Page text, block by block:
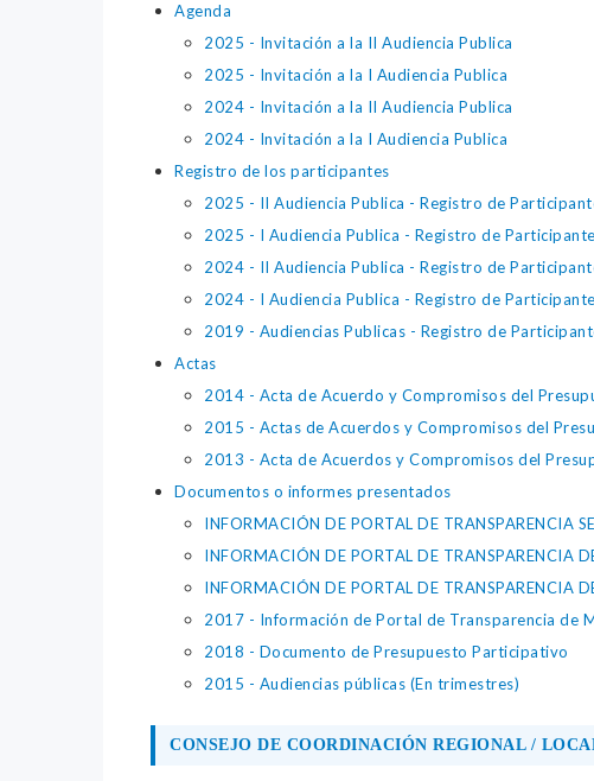
Agenda
2025 - Invitación a la II Audiencia Publica
2025 - Invitación a la I Audiencia Publica
2024 - Invitación a la II Audiencia Publica
2024 - Invitación a la I Audiencia Publica
Registro de los participantes
2025 - II Audiencia Publica - Registro de
2025 - I Audiencia Publica - Registro de
2024 - II Audiencia Publica - Registro de
2024 - I Audiencia Publica - Registro de
2019 - Audiencias Publicas - Registro de
Actas
2014 - Acta de Acuerdo y Compromisos del
2015 - Actas de Acuerdos y Compromisos del
2013 - Acta de Acuerdos y Compromisos del
Documentos o informes presentados
INFORMACIÓN DE PORTAL DE TRANSPARENCIA
INFORMACIÓN DE PORTAL DE TRANSPARENCIA
INFORMACIÓN DE PORTAL DE TRANSPARENCIA
2017 - Información de Portal de Transparencia de
2018 - Documento de Presupuesto Participativo
2015 - Audiencias públicas (En trimestres)
CONSEJO DE COORDINACIÓN REGIONAL /